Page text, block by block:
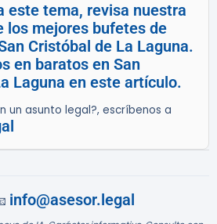
este tema, revisa nuestra
los mejores bufetes de
Cristóbal de La Laguna.
en baratos en San
Laguna en este artículo.
un asunto legal?, escríbenos a
info@asesor.legal